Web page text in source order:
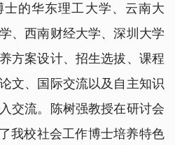
士的华东理工大学、云南大
、西南财经大学、深圳大学
方案设计、招生选拔、课程
文、国际交流以及自主知识
交流。陈树强教授在研讨会
我校社会工作博士培养特色